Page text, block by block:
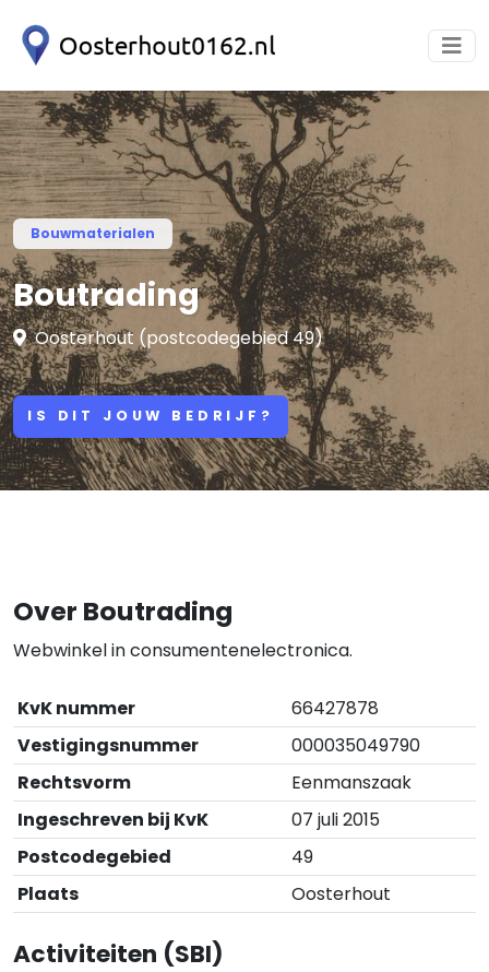
Bouwmaterialen
Boutrading
Oosterhout (postcodegebied 49)
IS DIT JOUW BEDRIJF?
Over Boutrading
Webwinkel in consumentenelectronica.
KvK nummer
66427878
Vestigingsnummer
000035049790
Rechtsvorm
Eenmanszaak
Ingeschreven bij KvK
07 juli 2015
Postcodegebied
49
Plaats
Oosterhout
Activiteiten (SBI)